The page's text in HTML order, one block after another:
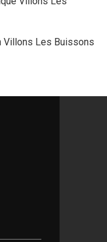
Villons Les Buissons